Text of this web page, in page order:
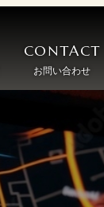
CONTACT
お問い合わせ